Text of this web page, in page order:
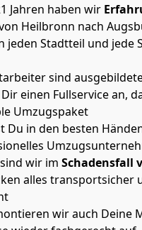
Jahren haben wir
Heilbronn nach
jeden Stadtteil und jede
sind
einen Fullservice an,
Umzugspaket
Du in den besten
wir im Schadensfall
alles transportsicher
wir auch Deine